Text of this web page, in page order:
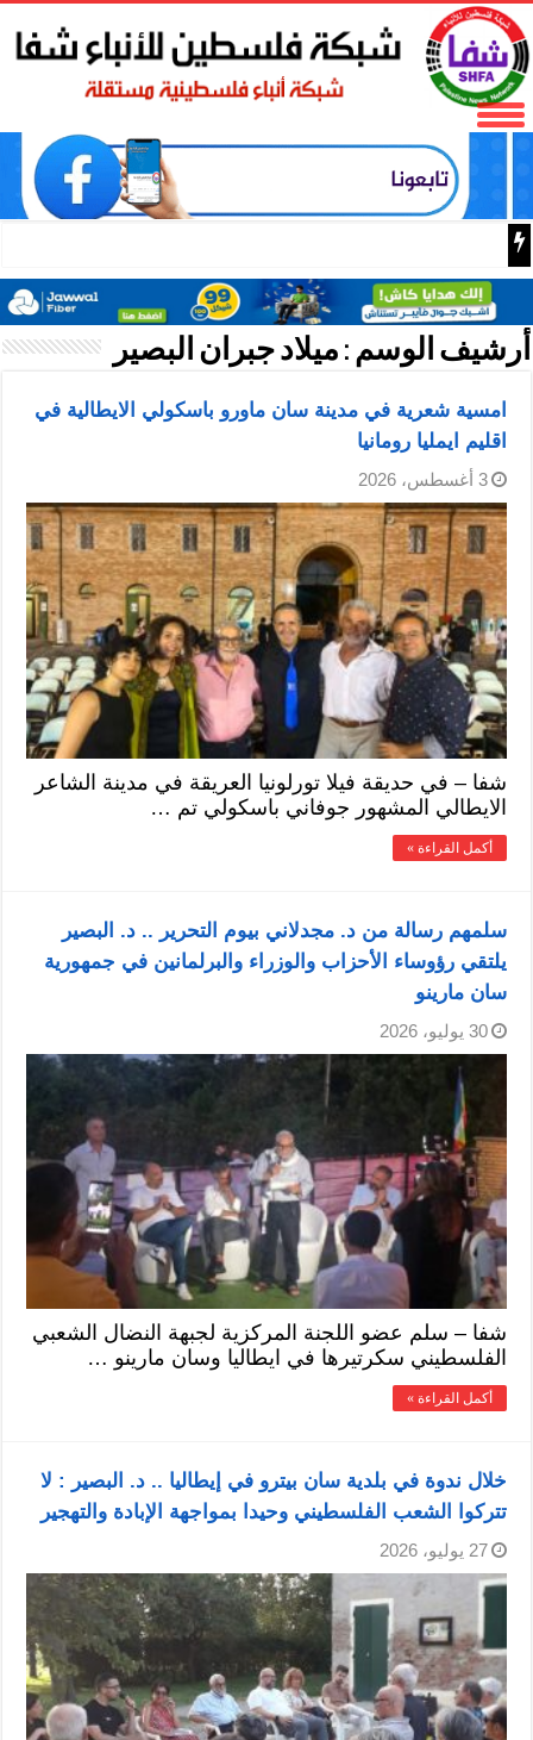
أرشيف الوسم : ميلاد جبران البصير
امسية شعرية في مدينة سان ماورو باسكولي الايطالية في
اقليم ايمليا رومانيا
3 أغسطس، 2026
شفا – في حديقة فيلا تورلونيا العريقة في مدينة الشاعر
الايطالي المشهور جوفاني باسكولي تم …
أكمل القراءة »
سلمهم رسالة من د. مجدلاني بيوم التحرير .. د. البصير
يلتقي رؤوساء الأحزاب والوزراء والبرلمانين في جمهورية
سان مارينو
30 يوليو، 2026
شفا – سلم عضو اللجنة المركزية لجبهة النضال الشعبي
الفلسطيني سكرتيرها في ايطاليا وسان مارينو …
أكمل القراءة »
خلال ندوة في بلدية سان بيترو في إيطاليا .. د. البصير : لا
تتركوا الشعب الفلسطيني وحيدا بمواجهة الإبادة والتهجير
27 يوليو، 2026